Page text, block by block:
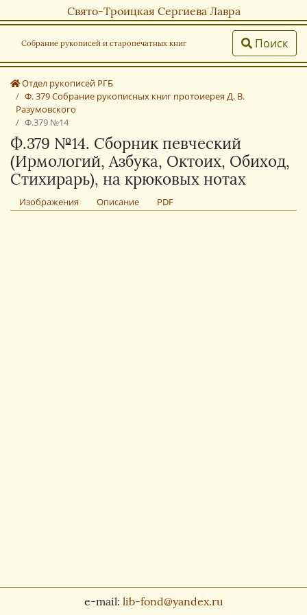
Свято-Троицкая Сергиева Лавра
Собрание рукописей и старопечатных книг Поиск
Отдел рукописей РГБ
Ф. 379 Собрание рукописных книг протоиерея Д. В.
Разумовского
Ф.379 №14
Ф.379 №14. Сборник певческий
(Ирмологий, Азбука, Октоих, Обиход,
Стихирарь), на крюковых нотах
Изображения Описание PDF
e-mail: lib-fond@yandex.ru